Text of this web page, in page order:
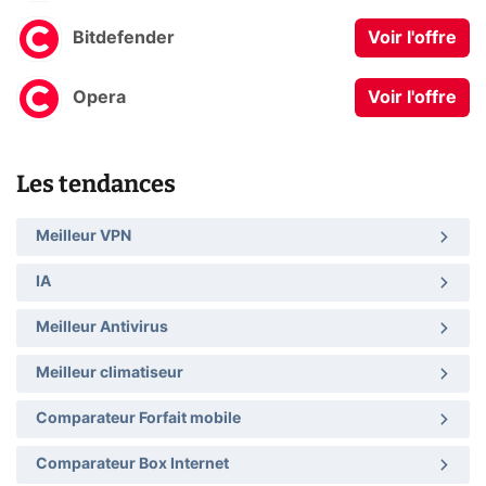
Bitdefender Voir l'offre
Opera Voir l'offre
Les tendances
Meilleur VPN
IA
Meilleur Antivirus
Meilleur climatiseur
Comparateur Forfait mobile
Comparateur Box Internet